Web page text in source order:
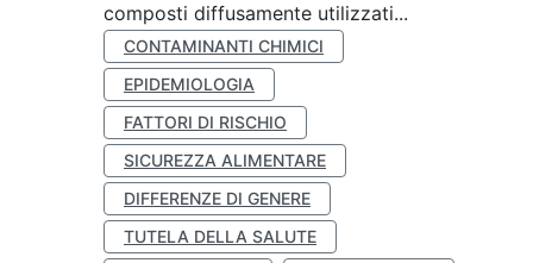
composti diffusamente utilizzati...
CONTAMINANTI CHIMICI
EPIDEMIOLOGIA
FATTORI DI RISCHIO
SICUREZZA ALIMENTARE
DIFFERENZE DI GENERE
TUTELA DELLA SALUTE